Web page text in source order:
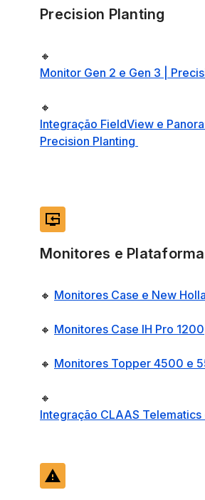
Precision Planting
🔸
Monitor Gen 2 e Gen 3 |
🔸
Integração FieldView e
Precision Planting
reset_tv
Monitores e
🔸 Monitores Case e New
🔸 Monitores Case IH Pro 1200
🔸 Monitores Topper 4500 e
🔸
Integração CLAAS
report_problem